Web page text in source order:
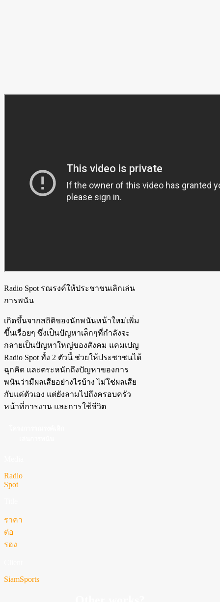
Radio Spot รณรงค์ให้ประชาชนเลิกเล่น
การพนัน
เกิดขึ้นจากสถิติของนักพนันหน้าใหม่เพิ่ม
ขึ้นเรื่อยๆ ซึ่งเป็นปัญหาเล็กๆที่กำลังจะ
กลายเป็นปัญหาใหญ่ของสังคม แคมเปญ
Radio Spot ทั้ง 2 ตัวนี้ ช่วยให้ประชาชนได้
ฉุกคิด และตระหนักถึงปัญหาของการ
พนันว่ามีผลเสียอย่างไรบ้าง ไม่ใช่ผลเสีย
กับแค่ตัวเอง แต่ยังลามไปถึงครอบครัว
หน้าที่การงาน และการใช้ชีวิต
Radio
Spot
ราคา
ต่อ
รอง
SiamSports